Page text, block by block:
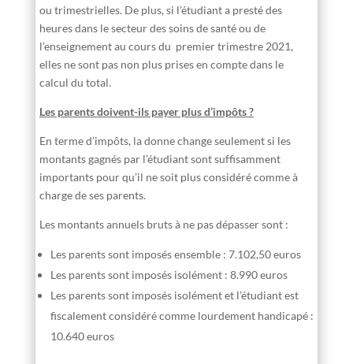
ou trimestrielles. De plus, si l’étudiant a presté des
heures dans le secteur des soins de santé ou de
l’enseignement au cours du premier trimestre 2021,
elles ne sont pas non plus prises en compte dans le
calcul du total.
Les parents doivent-ils payer plus d’impôts ?
En terme d’impôts, la donne change seulement si les
montants gagnés par l’étudiant sont suffisamment
importants pour qu’il ne soit plus considéré comme à
charge de ses parents.
Les montants annuels bruts à ne pas dépasser sont :
Les parents sont imposés ensemble : 7.102,50 euros
Les parents sont imposés isolément : 8.990 euros
Les parents sont imposés isolément et l’étudiant est
fiscalement considéré comme lourdement handicapé :
10.640 euros